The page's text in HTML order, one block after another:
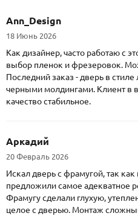
Ann_Design
18 Июнь 2026
Как дизайнер, часто работаю с
выбор пленок и фрезеровок.
Последний заказ - дверь в
черными молдингами. Клиент в
качество стабильное.
Аркадий
20 Февраль 2026
Искал дверь с фрамугой, так
предложили самое адекватное
Фрамугу сделали глухую,
целое с дверью. Монтаж